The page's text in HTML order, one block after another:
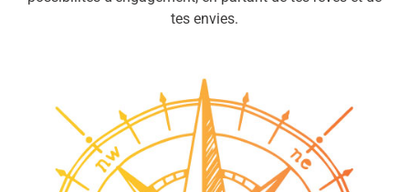
tes envies.